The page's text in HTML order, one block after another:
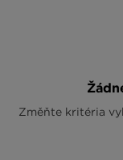
Změňte kritéria